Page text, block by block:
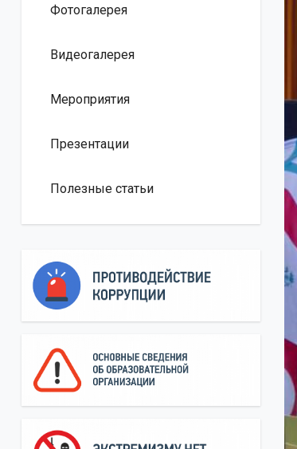
Фотогалерея
Видеогалерея
Мероприятия
Презентации
Полезные статьи